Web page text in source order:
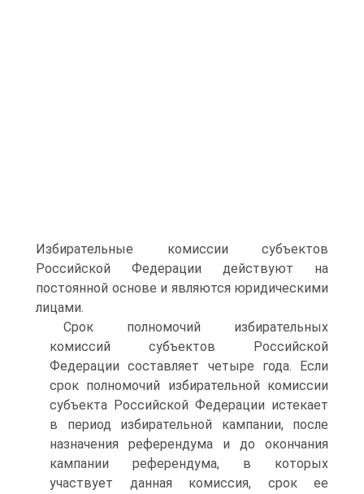
Избирательные комиссии субъектов
Российской Федерации действуют на
постоянной основе и являются юридическими
лицами.
Срок полномочий избирательных
комиссий субъектов Российской
Федерации составляет четыре года. Если
срок полномочий избирательной комиссии
субъекта Российской Федерации истекает
в период избирательной кампании, после
назначения референдума и до окончания
кампании референдума, в которых
участвует данная комиссия, срок ее